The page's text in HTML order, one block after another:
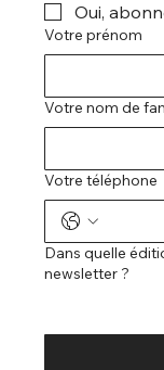
Oui,
Votre prénom
Votre nom de
Votre téléphone
Dans quelle
newsletter ?